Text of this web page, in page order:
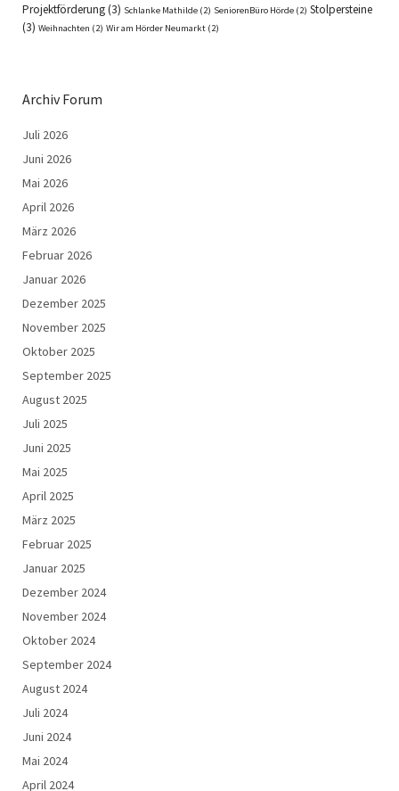
Projektförderung(3) Schlanke Mathilde (2) SeniorenBüro Hörde (2) Stolpersteine
(3) Weihnachten (2) Wir am Hörder Neumarkt (2)
Archiv Forum
Juli 2026
Juni 2026
Mai 2026
April 2026
März 2026
Februar 2026
Januar 2026
Dezember 2025
November 2025
Oktober 2025
September 2025
August 2025
Juli 2025
Juni 2025
Mai 2025
April 2025
März 2025
Februar 2025
Januar 2025
Dezember 2024
November 2024
Oktober 2024
September 2024
August 2024
Juli 2024
Juni 2024
Mai 2024
April 2024